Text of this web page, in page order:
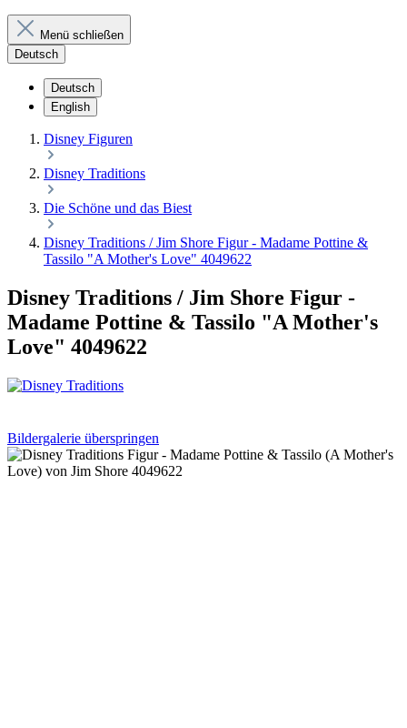
Menü schließen
Deutsch
Deutsch
English
Disney Figuren
Disney Traditions
Die Schöne und das Biest
Disney Traditions / Jim Shore Figur - Madame Pottine &
Tassilo "A Mother's Love" 4049622
Disney Traditions / Jim Shore Figur -
Madame Pottine & Tassilo "A Mother's
Love" 4049622
Bildergalerie überspringen